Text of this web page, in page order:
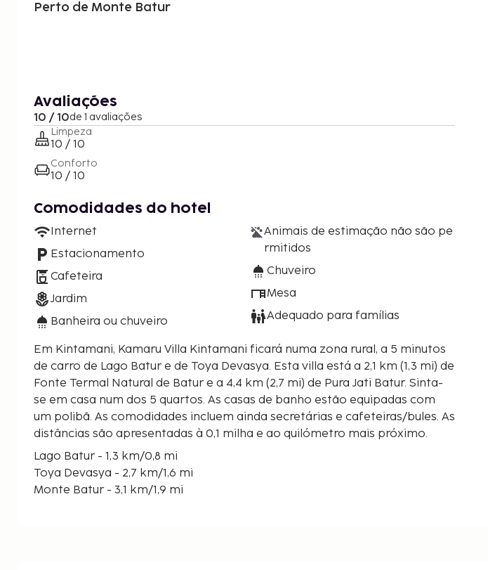
Perto de Monte Batur
Avaliações
10 / 10de 1 avaliações
Limpeza
10 / 10
Conforto
10 / 10
Comodidades do hotel
Internet
Estacionamento
Cafeteira
Jardim
Banheira ou chuveiro
Animais de estimação não são pe
rmitidos
Chuveiro
Mesa
Adequado para famílias
Em Kintamani, Kamaru Villa Kintamani ficará numa zona rural, a 5 minutos
de carro de Lago Batur e de Toya Devasya. Esta villa está a 2,1 km (1,3 mi) de
Fonte Termal Natural de Batur e a 4,4 km (2,7 mi) de Pura Jati Batur. Sinta-
se em casa num dos 5 quartos. As casas de banho estão equipadas com
um polibã. As comodidades incluem ainda secretárias e cafeteiras/bules. As
distâncias são apresentadas à 0,1 milha e ao quilómetro mais próximo.
Lago Batur - 1,3 km/0,8 mi
Toya Devasya - 2,7 km/1,6 mi
Monte Batur - 3,1 km/1,9 mi